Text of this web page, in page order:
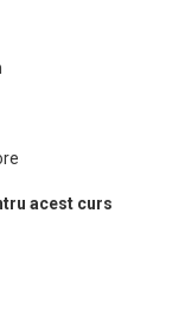
acest curs